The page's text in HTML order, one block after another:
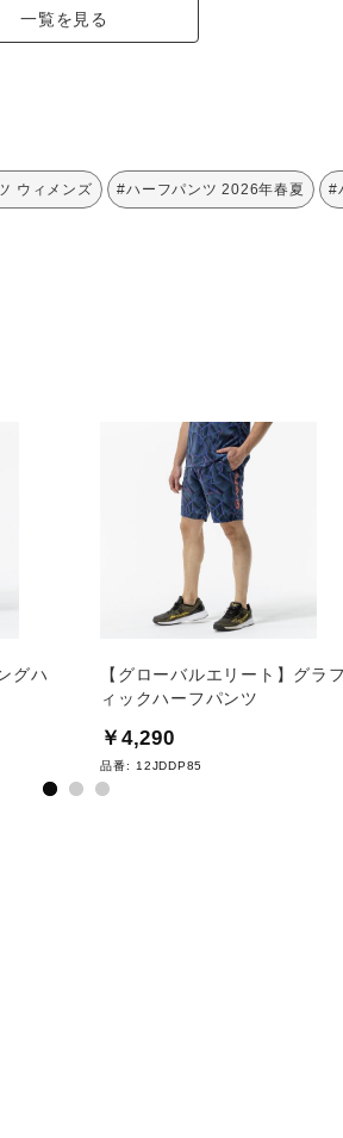
一覧を見る
ウィメンズ #ハーフパンツ 2026年春夏 #
グハ
【グローバルエリート】グラフ
ィックハーフパンツ
￥4,290
品番: 12JDDP85